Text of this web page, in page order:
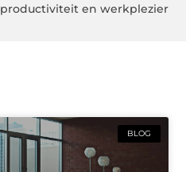
en werkplezier
BLOG